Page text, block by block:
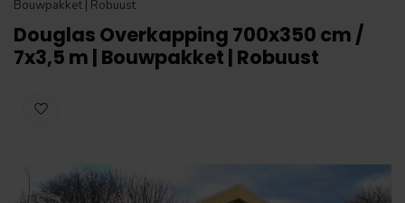
Bouwpakket | Robuust
Douglas Overkapping 700x350 cm /
7x3,5 m | Bouwpakket | Robuust